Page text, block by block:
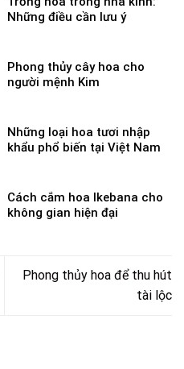
Những điều cần lưu ý
Phong thủy cây hoa cho
người mệnh Kim
Những loại hoa tươi nhập
khẩu phổ biến tại Việt Nam
Cách cắm hoa Ikebana cho
không gian hiện đại
Phong thủy hoa để thu hút
tài lộc